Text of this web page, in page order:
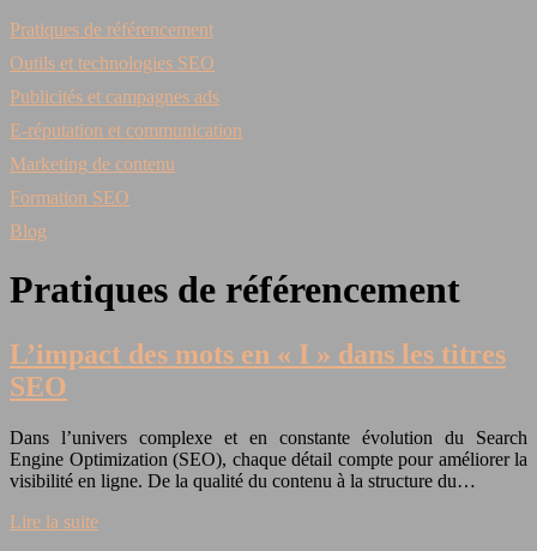
Pratiques de référencement
Outils et technologies SEO
Publicités et campagnes ads
E-réputation et communication
Marketing de contenu
Formation SEO
Blog
Pratiques de référencement
L’impact des mots en « I » dans les titres
SEO
Dans l’univers complexe et en constante évolution du Search
Engine Optimization (SEO), chaque détail compte pour améliorer la
visibilité en ligne. De la qualité du contenu à la structure du…
Lire la suite